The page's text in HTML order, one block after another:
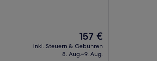
Der
Preis
beträgt
157 €
inkl. Steuern & Gebühren
8. Aug.–9. Aug.